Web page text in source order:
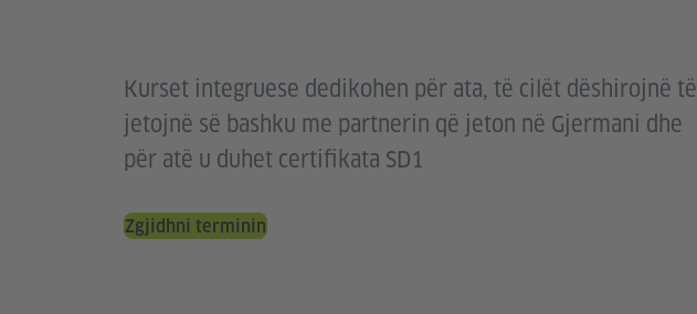
Kurset integruese dedikohen për ata, të cilët dëshirojnë të
jetojnë së bashku me partnerin që jeton në Gjermani dhe
për atë u duhet certifikata SD1
Zgjidhni terminin